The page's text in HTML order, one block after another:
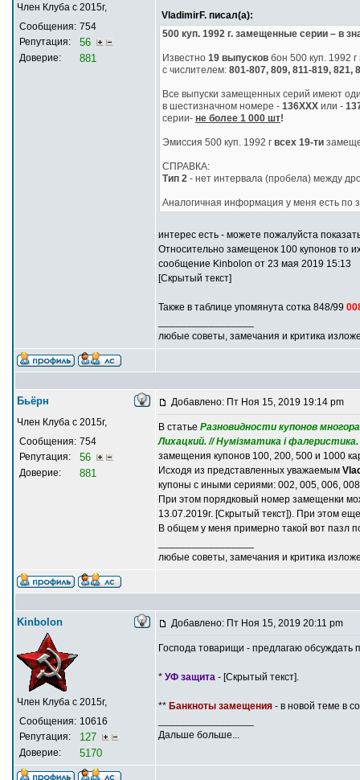
Член Клуба с 2015г,
Сообщения: 754
Репутация:
56
Доверие: 881
VladimirF. писал(а):
500 куп. 1992 г. замещенные серии – в
Известно 19 выпусков бон 500 куп. 1992
с числителем: 801-807, 809, 811-819, 821,
Все выпуски замещенных серий имеют
в шестизначном номере - 136ХХХ или -
серии- не более 1 000 шт!
Эмиссия 500 куп. 1992 г всех 19-ти
СПРАВКА:
Тип 2 - нет интервала (пробела) между
Аналогичная информация у меня есть
интерес есть - можете пожалуйста
Относительно замещенок 100 купонов то
сообщение Kinbolon от 23 мая 2019 15:13
[Скрытый текст]
Также в таблице упомянута сотка 848/99
любые советы, замечания и критика
Бьёрн
Член Клуба с 2015г,
Сообщения: 754
Репутация:
56
Доверие: 881
Добавлено: Пт Ноя 15, 2019 19:14 pm
В статье Разновидности купонов
Лихацкий. // Нумізматика і
замещения купонов 100, 200, 500 и 1000
Исходя из представленных уважаемым
купоны с иными сериями: 002, 005, 006,
При этом порядковый номер замещенки
13.07.2019г. [Скрытый текст]). При этом
В общем у меня примерно такой вот пазл
любые советы, замечания и критика
Kinbolon
Член Клуба с 2015г,
Сообщения: 10616
Репутация:
127
Доверие: 5170
Добавлено: Пт Ноя 15, 2019 20:11 pm
Господа товарищи - предлагаю обсуждать
* УФ защита - [Скрытый текст].
** Банкноты замещения - в новой теме в
Дальше больше...